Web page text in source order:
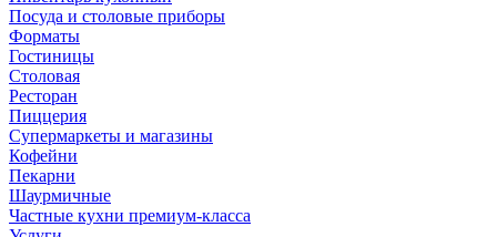
Посуда и столовые приборы
Форматы
Гостиницы
Столовая
Ресторан
Пиццерия
Супермаркеты и магазины
Кофейни
Пекарни
Шаурмичные
Частные кухни премиум-класса